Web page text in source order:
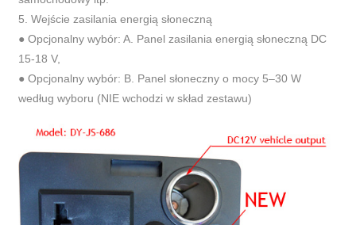
5. Wejście zasilania energią słoneczną
● Opcjonalny wybór: A. Panel zasilania energią słoneczną DC
15-18 V,
● Opcjonalny wybór: B. Panel słoneczny o mocy 5–30 W
według wyboru (NIE wchodzi w skład zestawu)